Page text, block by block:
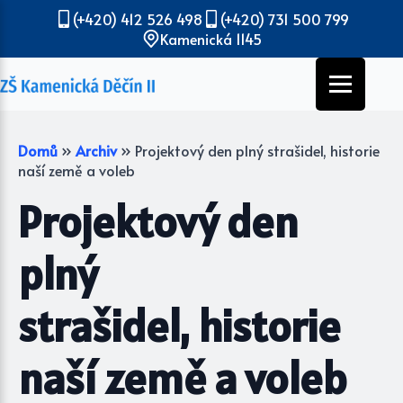
(+420) 412 526 498
(+420) 731 500 799
Kamenická 1145
Domů » Archiv » Projektový den plný strašidel, historie
naší země a voleb
Projektový den
plný
strašidel, historie
naší země a voleb